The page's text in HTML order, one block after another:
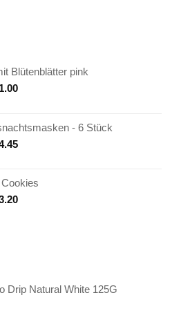
Blütenblätter pink
Aktueller
CHF 1.00.
- 6 Stück
Aktueller
CHF 4.45.
Aktueller
Drip Natural White 125G